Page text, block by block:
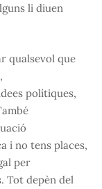
li diuen
qualsevol que
polítiques,
i no tens places,
per
Tot depèn del